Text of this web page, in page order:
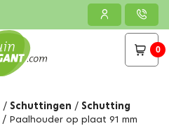
0
/ Schuttingen / Schutting
/ Paalhouder op plaat 91 mm